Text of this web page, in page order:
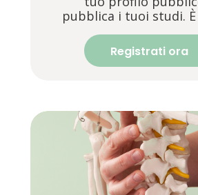
pubblica i tuoi studi.
Registrati ora